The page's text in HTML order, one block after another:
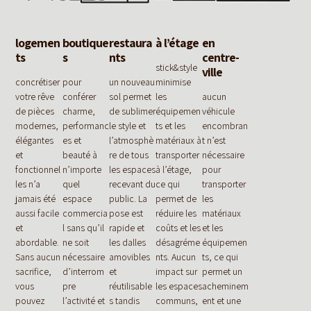
logemen
ts
concrétiser
votre rêve
de pièces
modernes,
élégantes
et
fonctionnel
les n’a
jamais été
aussi facile
et
abordable.
Sans aucun
sacrifice,
vous
pouvez
boutique
s
pour
conférer
charme,
performanc
es et
beauté à
n’importe
quel
espace
commercia
l sans qu’il
ne soit
nécessaire
d’interrom
pre
l’activité et
restaura
nts
un nouveau
sol permet
de sublimer
le style et
l’atmosphè
re de tous
les espaces
recevant du
public. La
pose est
rapide et
les dalles
amovibles
et
réutilisable
s tandis
à l’étage
stick&style
minimise
les
équipemen
ts et les
matériaux à
transporter
à l’étage,
ce qui
permet de
réduire les
coûts et les
désagréme
nts. Aucun
impact sur
les espaces
communs,
en
centre-
ville
aucun
véhicule
encombran
t n’est
nécessaire
pour
transporter
les
matériaux
et les
équipemen
ts, ce qui
permet un
acheminem
ent et une